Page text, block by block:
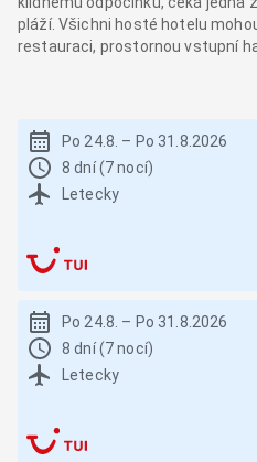
pláží. Všichni hosté hotelu
restauraci, prostornou vstupní
Po 24.8. – Po 31.8.2026
8 dní (7 nocí)
Letecky
Po 24.8. – Po 31.8.2026
8 dní (7 nocí)
Letecky